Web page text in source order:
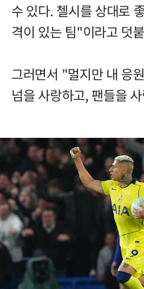
수 있다. 첼시를 상대로
격이 있는 팀"이라고 덧
그러면서 "멀지만 내 응
넘을 사랑하고, 팬들을